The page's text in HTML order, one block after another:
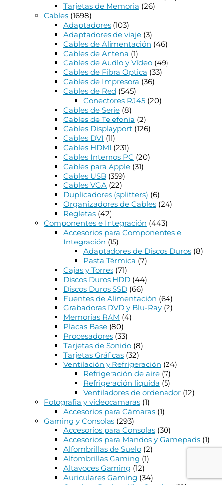
Tarjetas de Memoria (26)
Cables (1698)
Adaptadores (103)
Adaptadores de viaje (3)
Cables de Alimentación (46)
Cables de Antena (1)
Cables de Audio y Vídeo (49)
Cables de Fibra Optica (33)
Cables de Impresora (36)
Cables de Red (545)
Conectores RJ45 (20)
Cables de Serie (8)
Cables de Telefonia (2)
Cables Displayport (126)
Cables DVI (11)
Cables HDMI (231)
Cables Internos PC (20)
Cables para Apple (31)
Cables USB (359)
Cables VGA (22)
Duplicadores (splitters) (6)
Organizadores de Cables (24)
Regletas (42)
Componentes e Integración (443)
Accesorios para Componentes e
Integración (15)
Adaptadores de Discos Duros (8)
Pasta Térmica (7)
Cajas y Torres (71)
Discos Duros HDD (44)
Discos Duros SSD (66)
Fuentes de Alimentación (64)
Grabadoras DVD y Blu-Ray (2)
Memorias RAM (4)
Placas Base (80)
Procesadores (33)
Tarjetas de Sonido (8)
Tarjetas Gráficas (32)
Ventilación y Refrigeración (24)
Refrigeración de aire (7)
Refrigeración liquida (5)
Ventiladores de ordenador (12)
Fotografia y videocamaras (1)
Accesorios para Cámaras (1)
Gaming y Consolas (293)
Accesorios para Consolas (30)
Accesorios para Mandos y Gamepads (1)
Alfombrillas de Suelo (2)
Alfombrillas Gaming (1)
Altavoces Gaming (12)
Auriculares Gaming (34)